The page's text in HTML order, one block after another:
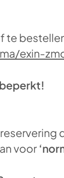
te
exin-
voor